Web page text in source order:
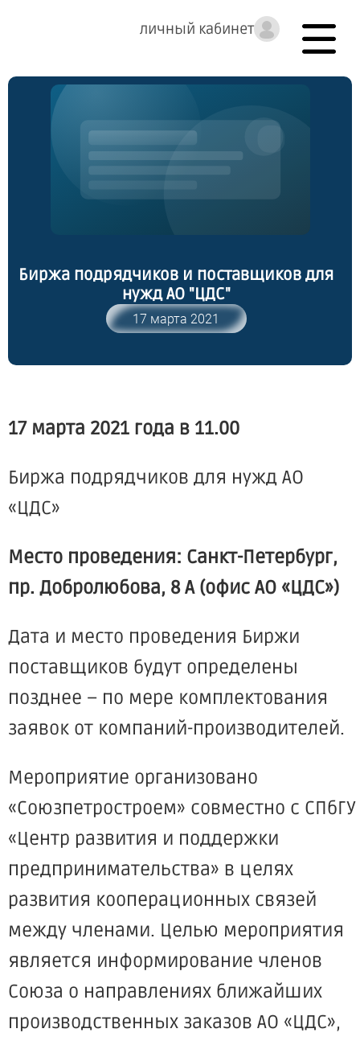
личный кабинет
Биржа подрядчиков и поставщиков для
нужд АО "ЦДС"
17 марта 2021
17 марта 2021 года в 11.00
Биржа подрядчиков для нужд АО
«ЦДС»
Место проведения: Санкт-Петербург,
пр. Добролюбова, 8 А (офис АО «ЦДС»)
Дата и место проведения Биржи
поставщиков будут определены
позднее – по мере комплектования
заявок от компаний-производителей.
Мероприятие организовано
«Союзпетростроем» совместно с СПбГУ
«Центр развития и поддержки
предпринимательства» в целях
развития кооперационных связей
между членами. Целью мероприятия
является информирование членов
Союза о направлениях ближайших
производственных заказов АО «ЦДС»,